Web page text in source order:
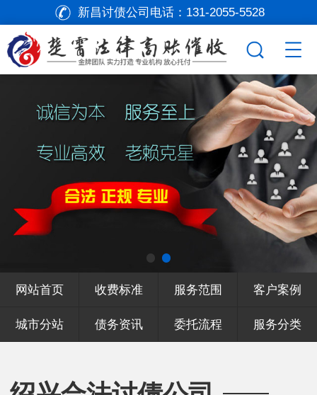
新昌讨债公司电话： 131-2055-5528
网站首页 收费标准 服务范围 客户案例
城市分站 债务资讯 委托流程 服务分类